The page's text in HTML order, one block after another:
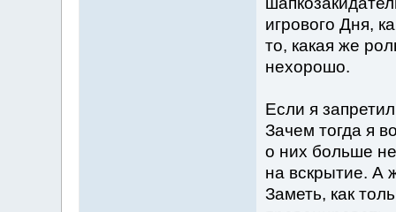
игрового Дня,
то, какая же
нехорошо.
Если я
Зачем тогда я
о них больше
на вскрытие. А
Заметь, как